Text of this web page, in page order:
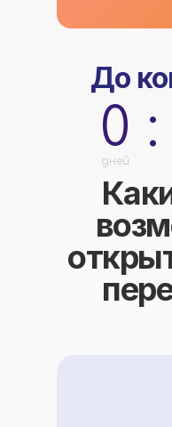
До
0
дней
: